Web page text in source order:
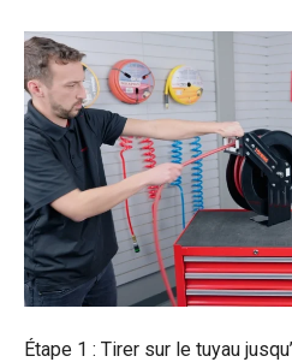
Étape 1 : Tirer sur le tuyau